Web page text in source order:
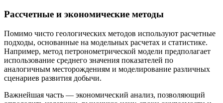
Рассчетные и экономические методы
Помимо чисто геологических методов используют расчетные
подходы, основанные на модельных расчетах и статистике.
Например, метод петронометрической модели предполагает
использование среднего значения показателей по
аналогичным месторождениям и моделирование различных
сценариев развития добычи.
Важнейшая часть — экономический анализ, позволяющий